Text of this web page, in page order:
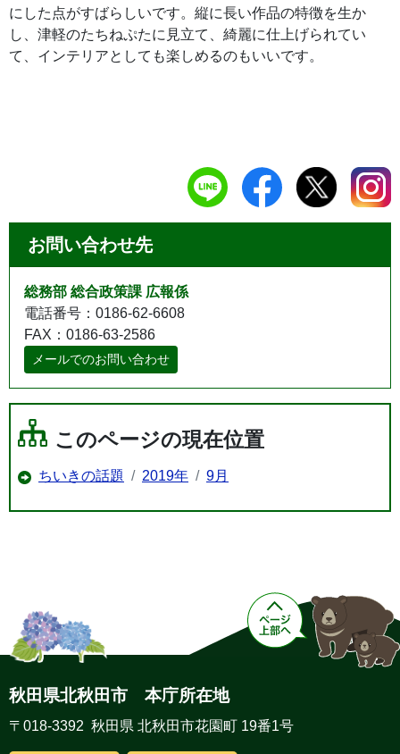
にした点がすばらしいです。縦に長い作品の特徴を生か
し、津軽のたちねぷたに見立て、綺麗に仕上げられてい
て、インテリアとしても楽しめるのもいいです。
お問い合わせ先
総務部 総合政策課 広報係
電話番号：0186-62-6608
FAX：0186-63-2586
メールでのお問い合わせ
このページの現在位置
ちいきの話題 2019年 9月
秋田県北秋田市 本庁所在地
〒018-3392 秋田県 北秋田市花園町 19番1号